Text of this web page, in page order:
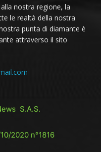
nostra regione, la
le realtà della nostra
punta di diamante è
attraverso il sito
S.A.S.
2020 n°1816